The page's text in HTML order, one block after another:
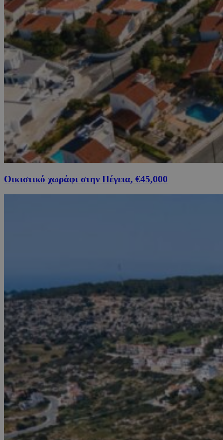
Οικιστικό χωράφι στην Πέγεια, €45,000